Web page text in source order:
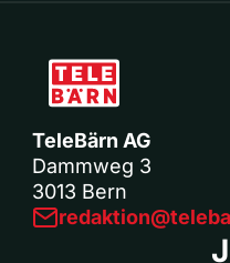
TeleBärn AG
Dammweg 3
3013 Bern